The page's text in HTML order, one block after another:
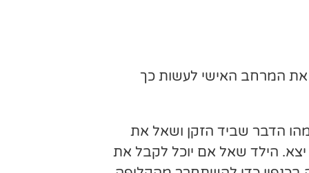
המרחב האישי לעשות כך
מהו הדבר שביד הזקן ושאל את
יצא. הילד שאל אם יוכל לקבל את